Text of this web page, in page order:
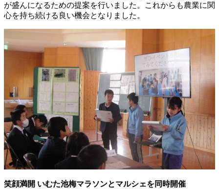
が盛んになるための提案を行いました。これからも農業に関
心を持ち続ける良い機会となりました。
笑顔満開 いむた池梅マラソンとマルシェを同時開催